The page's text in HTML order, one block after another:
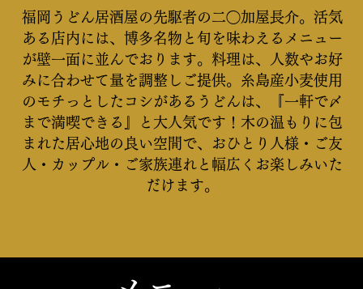
福岡うどん居酒屋の先駆者の二◯加屋長介。活気
ある店内には、博多名物と旬を味わえるメニュー
が壁一面に並んでおります。料理は、人数やお好
みに合わせて量を調整しご提供。糸島産小麦使用
のモチっとしたコシがあるうどんは、『一軒で〆
まで満喫できる』と大人気です！木の温もりに包
まれた居心地の良い空間で、おひとり人様・ご友
人・カップル・ご家族連れと幅広くお楽しみいた
だけます。